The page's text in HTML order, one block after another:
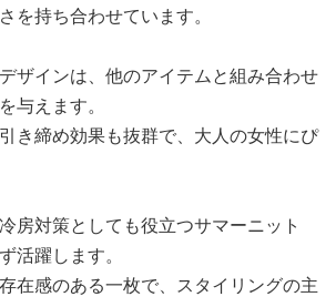
を持ち合わせています。
ザインは、他のアイテムと組み合わせ
与えます。
き締め効果も抜群で、大人の女性にぴ
房対策としても役立つサマーニット
活躍します。
在感のある一枚で、スタイリングの主